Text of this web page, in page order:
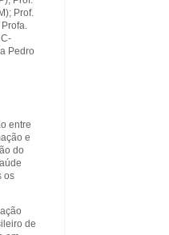
Prof.
Pedro
entre
e
do
os
de